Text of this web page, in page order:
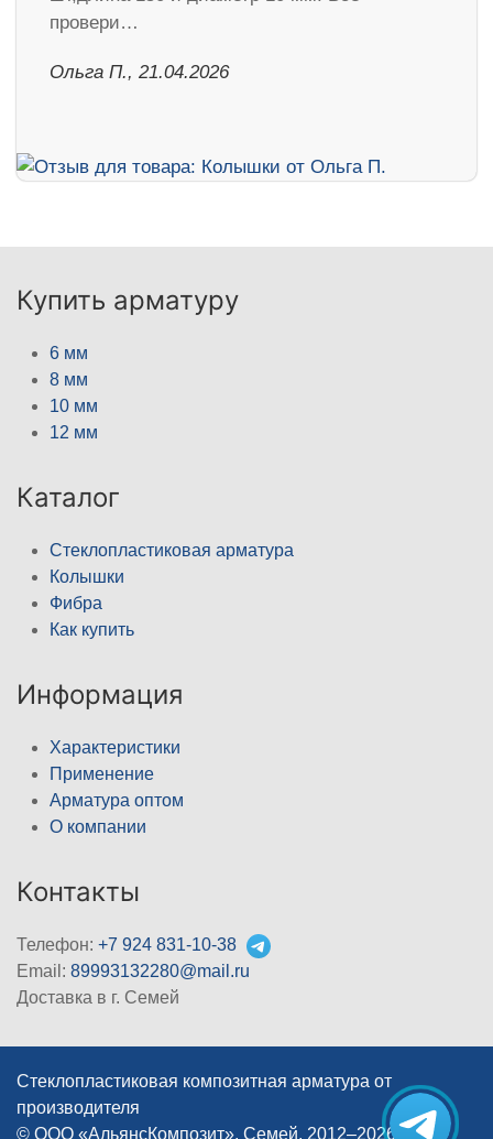
провери…
Ольга П., 21.04.2026
Купить арматуру
6 мм
8 мм
10 мм
12 мм
Каталог
Стеклопластиковая арматура
Колышки
Фибра
Как купить
Информация
Характеристики
Применение
Арматура оптом
О компании
Контакты
Телефон: +7 924 831-10-38
Email: 89993132280@mail.ru
Доставка в г. Семей
Стеклопластиковая композитная арматура от
производителя
© ООО «АльянсКомпозит», Семей, 2012–2026